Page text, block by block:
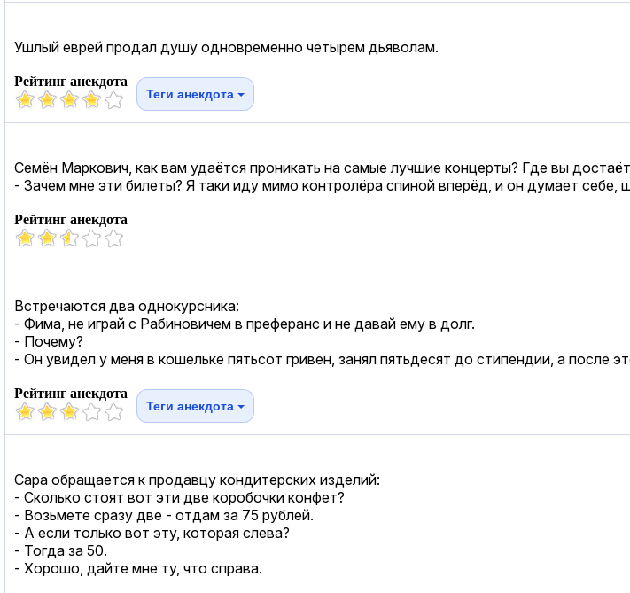
Ушлый еврей продал душу одновременно четырем дьяволам.
Рейтинг анекдота
Теги анекдота
Семён Маркович, как вам удаётся проникать на самые лучшие концерты? Где вы
- Зачем мне эти билеты? Я таки иду мимо контролёра спиной вперёд, и он думает себе,
Рейтинг анекдота
Встречаются два однокурсника:
- Фима, не играй с Рабиновичем в преферанс и не давай ему в долг.
- Почему?
- Он увидел у меня в кошельке пятьсот гривен, занял пятьдесят до стипендии, а после
Рейтинг анекдота
Теги анекдота
Сара обращается к продавцу кондитерских изделий:
- Сколько стоят вот эти две коробочки конфет?
- Возьмете сразу две - отдам за 75 рублей.
- А если только вот эту, которая слева?
- Тогда за 50.
- Хорошо, дайте мне ту, что справа.